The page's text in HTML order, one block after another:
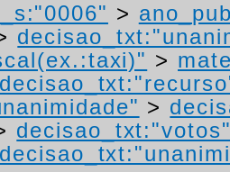
>
>
>
decisao_txt:"votos"